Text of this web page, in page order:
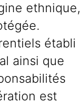
ethnique,
établi
ainsi que
est